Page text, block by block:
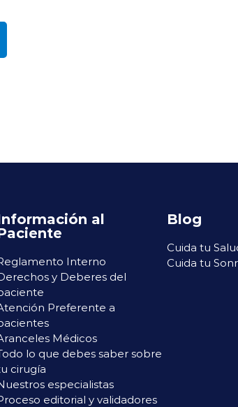
al
Interno
y Deberes del
Preferente a
Médicos
lo que debes saber sobre
cirugía
especialistas
editorial y validadores
Blog
Cuida tu
Cuida tu